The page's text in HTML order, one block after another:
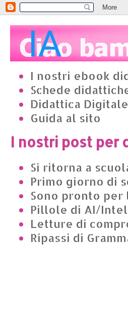
I nostri ebook
Schede
Didattica
Guida al sito
I nostri post per
Si ritorna a
Primo giorno di
Sono pronto per
Pillole di AI/
Letture di
Ripassi di